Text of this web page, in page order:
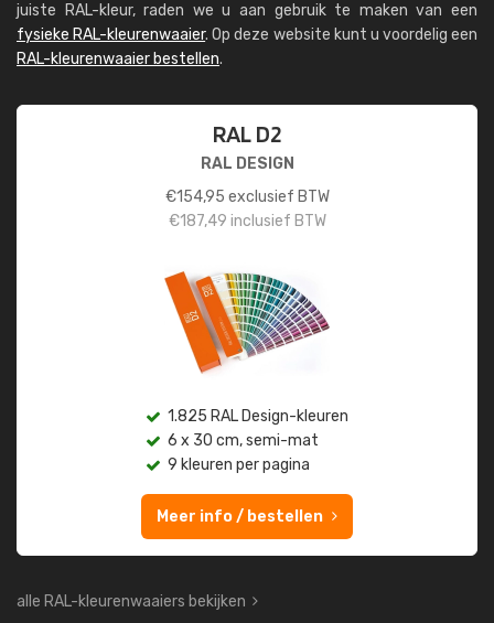
juiste RAL-kleur, raden we u aan gebruik te maken van een
fysieke RAL-kleurenwaaier. Op deze website kunt u voordelig een
RAL-kleurenwaaier bestellen.
RAL D2
RAL DESIGN
€154,95 exclusief BTW
€187,49 inclusief BTW
1.825 RAL Design-kleuren
6 x 30 cm, semi-mat
9 kleuren per pagina
Meer info / bestellen
alle RAL-kleurenwaaiers bekijken